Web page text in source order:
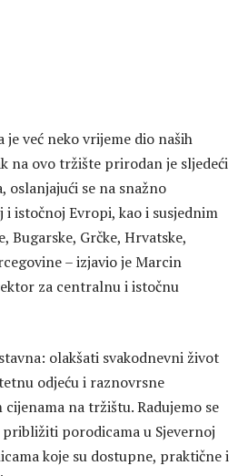
je već neko vrijeme dio naših
na ovo tržište prirodan je sljedeći
oslanjajući se na snažno
istočnoj Evropi, kao i susjednim
Bugarske, Grčke, Hrvatske,
– izjavio je Marcin
za centralnu i istočnu
olakšati svakodnevni život
odjeću i raznovrsne
na tržištu. Radujemo se
porodicama u Sjevernoj
koje su dostupne, praktične i